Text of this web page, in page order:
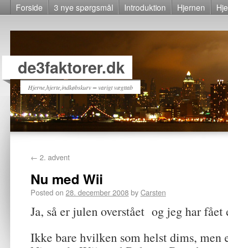
Forside 3 nye spørgsmål Introduktion Hjernen
de3faktorer.dk
Hjerne,hjerte,indkøbskurv = varigt vægttab
← 2. advent
Nu med Wii
Posted on 28. december 2008byCarsten
Ja, så er julen overstået og jeg har fået
Ikke bare hvilken som helst dims,